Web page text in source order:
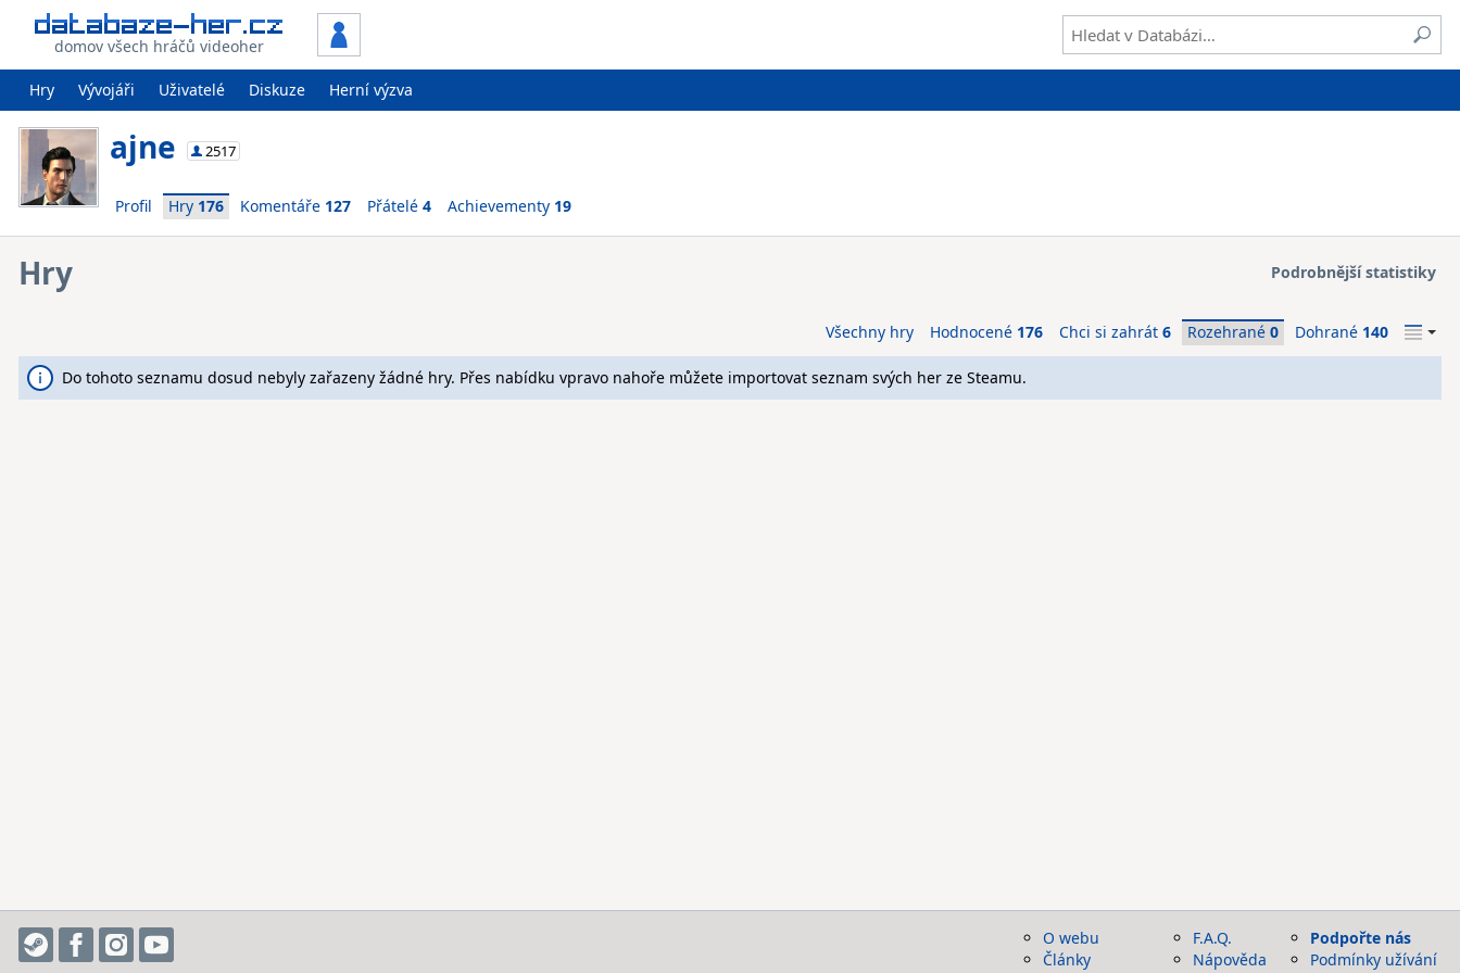
domov všech hráčů videoher
Hry Vývojáři Uživatelé Diskuze Herní výzva
ajne 2517
Profil Hry 176 Komentáře 127 Přátelé 4 Achievementy 19
Hry Podrobnější statistiky
Všechny hry Hodnocené 176 Chci si zahrát 6 Rozehrané 0 Dohrané 140
Do tohoto seznamu dosud nebyly zařazeny žádné hry. Přes nabídku vpravo nahoře můžete importovat seznam svých her ze Steamu.
O webu
Články
F.A.Q.
Nápověda
Podpořte nás
Podmínky užívání